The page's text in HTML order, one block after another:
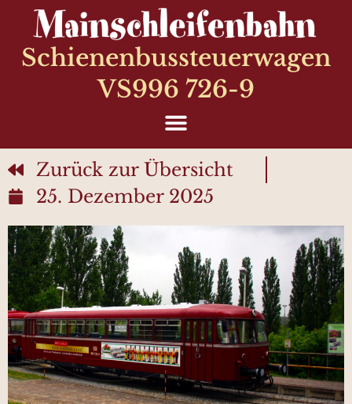
Schienenbussteuerwagen
VS996 726-9
Zurück zur Übersicht
25. Dezember 2025